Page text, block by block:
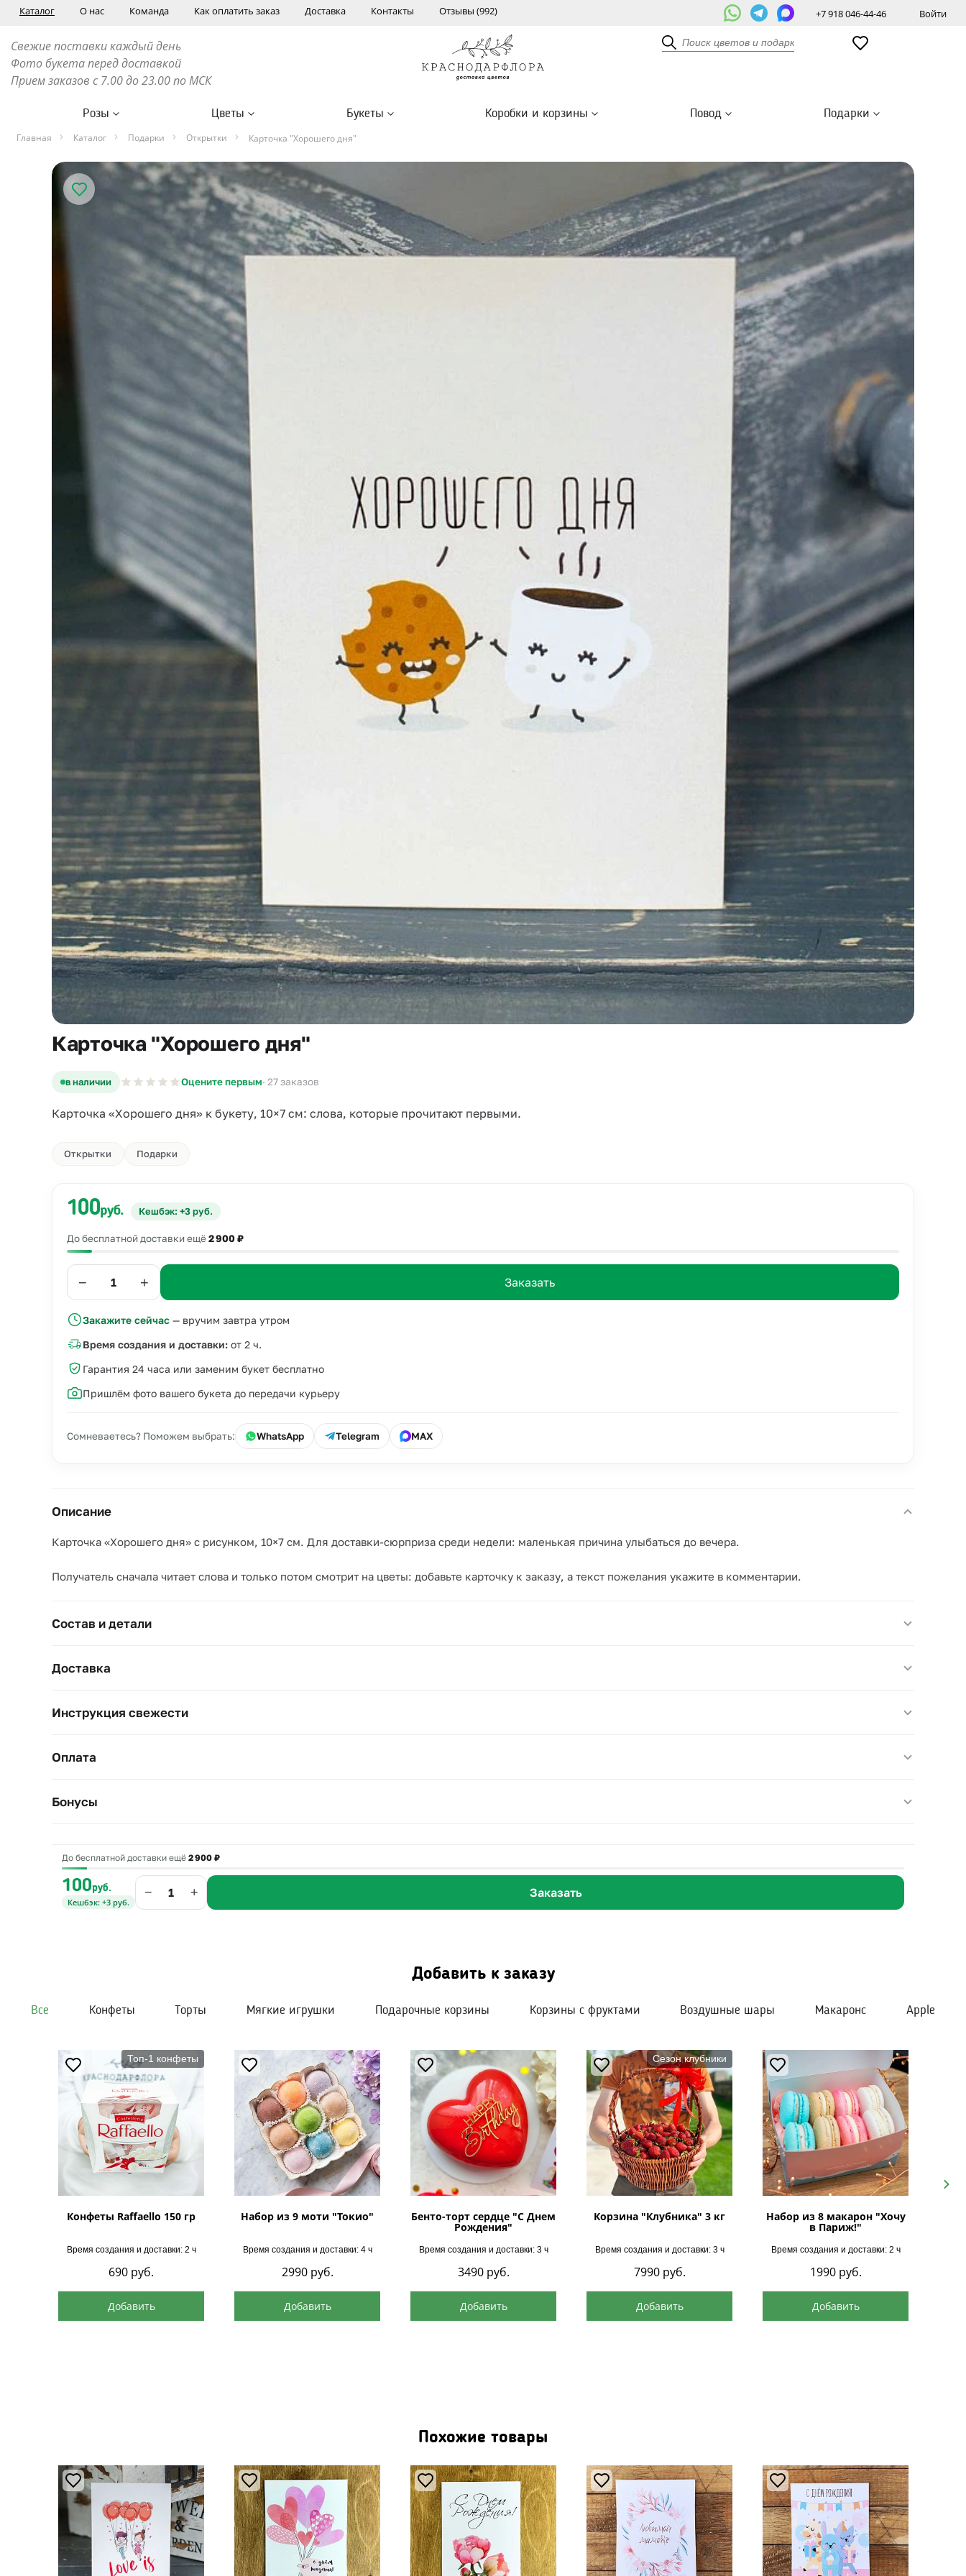
Каталог О нас Команда Как оплатить заказ Доставка Контакты Отзывы (992) +7 918 046-44-46 Войти
Свежие поставки каждый день
Фото букета перед доставкой
Прием заказов с 7.00 до 23.00 по МСК
Розы Цветы Букеты Коробки и корзины Повод Подарки
Главная Каталог Подарки Открытки Карточка "Хорошего дня"
Карточка "Хорошего дня"
в наличии Оцените первым· 27 заказов
Карточка «Хорошего дня» к букету, 10×7 см: слова, которые прочитают первыми.
Открытки Подарки
100руб. Кешбэк: +3 руб.
До бесплатной доставки ещё2 900 ₽
− + Заказать
Закажите сейчас — вручим завтра утром
Время создания и доставки: от 2 ч.
Гарантия 24 часа или заменим букет бесплатно
Пришлём фото вашего букета до передачи курьеру
Сомневаетесь? Поможем выбрать: WhatsApp Telegram MAX
Описание
Карточка «Хорошего дня» с рисунком, 10×7 см. Для доставки-сюрприза среди недели: маленькая причина улыбаться до вечера.
Получатель сначала читает слова и только потом смотрит на цветы: добавьте карточку к заказу, а текст пожелания укажите в комментарии.
Состав и детали
Доставка
Инструкция свежести
Оплата
Бонусы
До бесплатной доставки ещё 2 900 ₽
100руб.
Кешбэк: +3 руб.
− + Заказать
Добавить к заказу
Все Конфеты Торты Мягкие игрушки Подарочные корзины Корзины с фруктами Воздушные шары Макаронс Apple
Топ-1 конфеты
Конфеты Raffaello 150 гр
Время создания и доставки: 2 ч
690 руб.
Добавить
Набор из 9 моти "Токио"
Время создания и доставки: 4 ч
2990 руб.
Добавить
Бенто-торт сердце "С Днем
Рождения"
Время создания и доставки: 3 ч
3490 руб.
Добавить
Сезон клубники
Корзина "Клубника" 3 кг
Время создания и доставки: 3 ч
7990 руб.
Добавить
Набор из 8 макарон "Хочу
в Париж!"
Время создания и доставки: 2 ч
1990 руб.
Добавить
Next
Похожие товары